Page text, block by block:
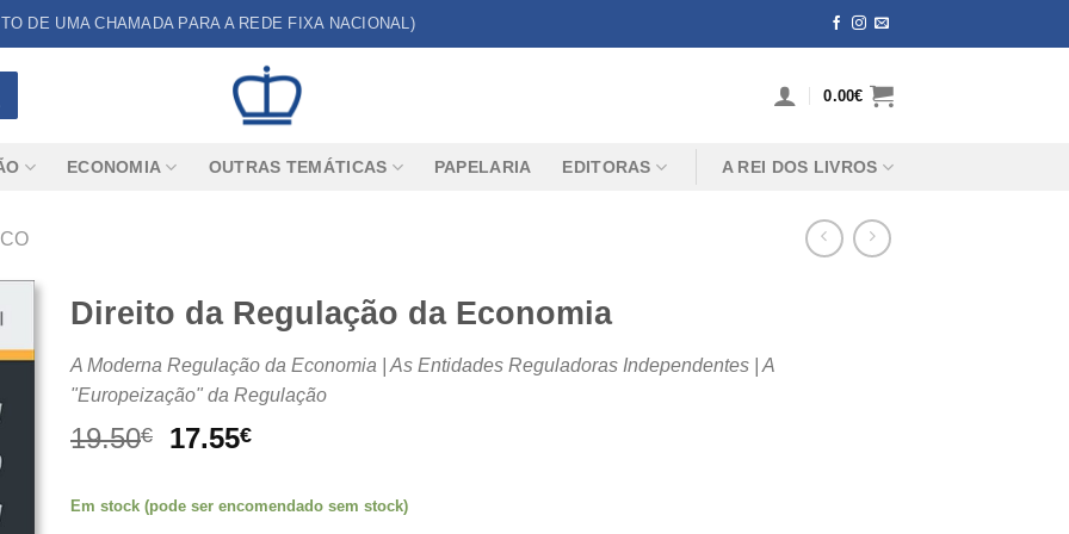
DE UMA CHAMADA PARA A REDE FIXA NACIONAL)
0.00€
ECONOMIA OUTRAS TEMÁTICAS PAPELARIA EDITORAS A REI DOS LIVROS
Direito da Regulação da Economia
A Moderna Regulação da Economia | As Entidades Reguladoras Independentes | A
"Europeização" da Regulação
19.50€
O
original
era:
17.55€O
atual
é:
Em stock (pode ser encomendado sem stock)